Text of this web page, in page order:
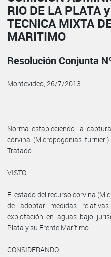
RIO DE LA PLATA
TECNICA MIXTA
MARITIMO
Resolución Conjunta
Montevideo, 26/7/2013
Norma estableciendo la
corvina (Micropogonias
Tratado.
VISTO:
El estado del recurso corvina
de adoptar medidas
explotación en aguas bajo
Plata y su Frente Marítimo.
CONSIDERANDO: